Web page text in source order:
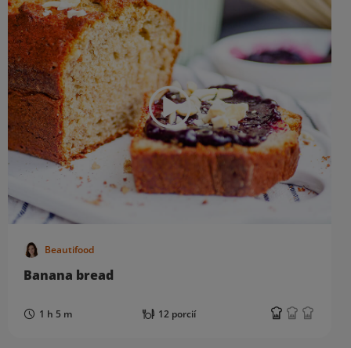
Beautifood
Banana bread
1 h 5 m 12 porcií